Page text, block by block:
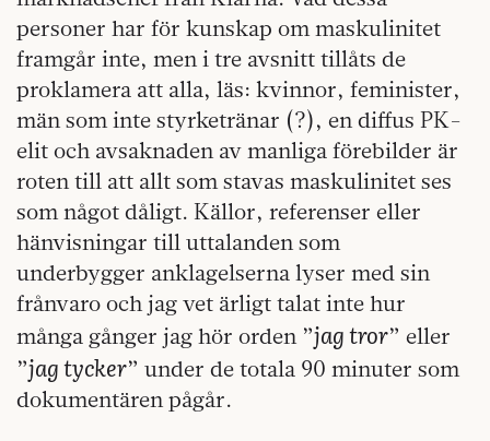
personer har för kunskap om maskulinitet
framgår inte, men i tre avsnitt tillåts de
proklamera att alla, läs: kvinnor, feminister,
män som inte styrketränar (?), en diffus PK-
elit och avsaknaden av manliga förebilder är
roten till att allt som stavas maskulinitet ses
som något dåligt. Källor, referenser eller
hänvisningar till uttalanden som
underbygger anklagelserna lyser med sin
frånvaro och jag vet ärligt talat inte hur
många gånger jag hör orden ”jag tror” eller
”jag tycker” under de totala 90 minuter som
dokumentären pågår.